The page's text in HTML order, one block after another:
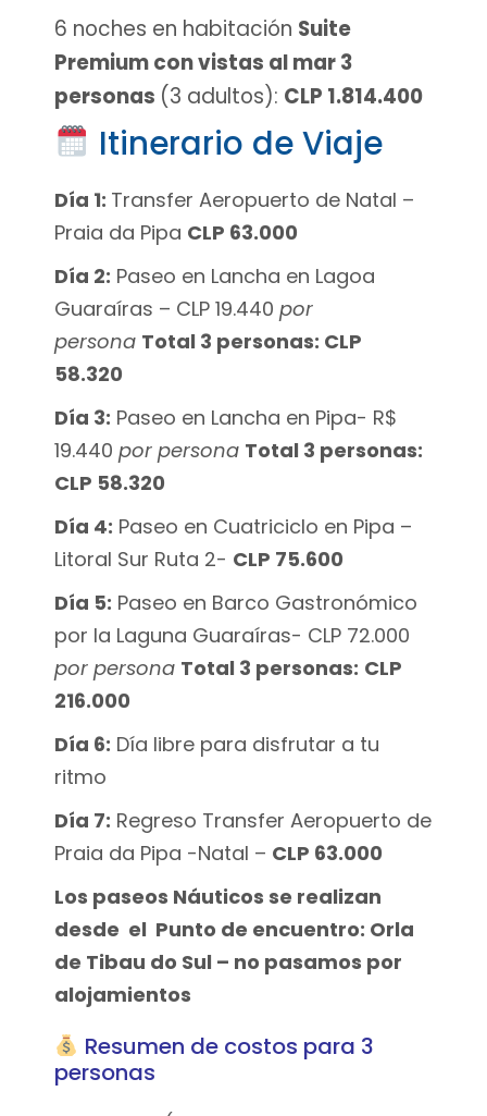
6 noches en habitación Suite
Premium con vistas al mar 3
personas (3 adultos): CLP 1.814.400
Itinerario de Viaje
Día 1: Transfer Aeropuerto de Natal –
Praia da Pipa CLP 63.000
Día 2: Paseo en Lancha en Lagoa
Guaraíras – CLP 19.440 por
persona Total 3 personas: CLP
58.320
Día 3: Paseo en Lancha en Pipa- R$
19.440 por persona Total 3 personas:
CLP 58.320
Día 4: Paseo en Cuatriciclo en Pipa –
Litoral Sur Ruta 2- CLP 75.600
Día 5: Paseo en Barco Gastronómico
por la Laguna Guaraíras- CLP 72.000
por persona Total 3 personas: CLP
216.000
Día 6: Día libre para disfrutar a tu
ritmo
Día 7: Regreso Transfer Aeropuerto de
Praia da Pipa -Natal – CLP 63.000
Los paseos Náuticos se realizan
desde el Punto de encuentro: Orla
de Tibau do Sul – no pasamos por
alojamientos
Resumen de costos para 3
personas